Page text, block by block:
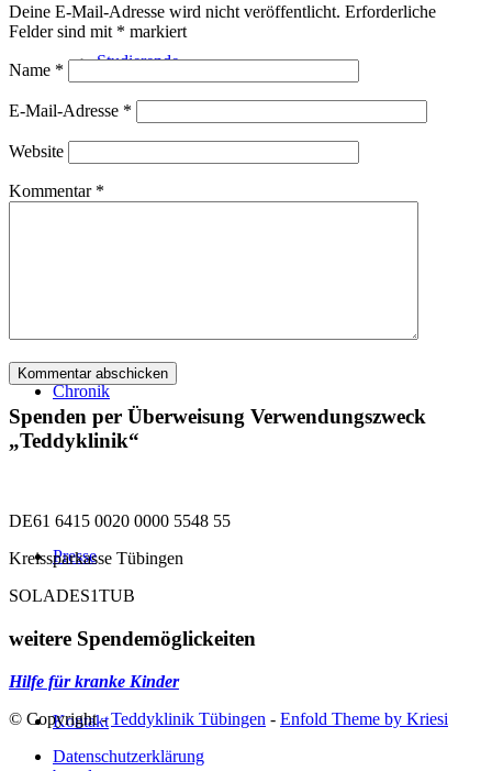
Studierende
Chronik
Presse
Kontakt
Deine E-Mail-Adresse wird nicht veröffentlicht. Erforderliche
Felder sind mit * markiert
Name *
E-Mail-Adresse *
Website
Kommentar *
Spenden per Überweisung Verwendungszweck
„Teddyklinik“
DE61 6415 0020 0000 5548 55
Kreissparkasse Tübingen
SOLADES1TUB
weitere Spendemöglickeiten
Hilfe für kranke Kinder
© Copyright -Teddyklinik Tübingen - Enfold Theme by Kriesi
Datenschutzerklärung